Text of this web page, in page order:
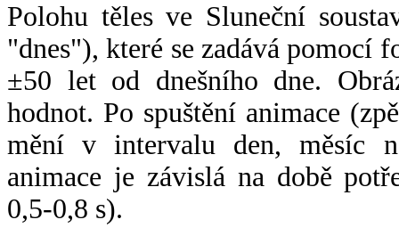
Polohu těles ve Sluneční
"dnes"), které se zadává pomocí
±50 let od dnešního dne.
hodnot. Po spuštění animace
mění v intervalu den, měsíc
animace je závislá na době
0,5-0,8 s).